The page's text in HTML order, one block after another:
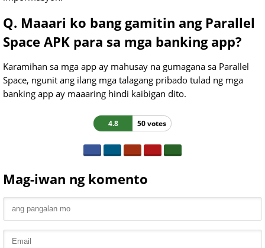
Q. Maaari ko bang gamitin ang Parallel
Space APK para sa mga banking app?
Karamihan sa mga app ay mahusay na gumagana sa Parallel
Space, ngunit ang ilang mga talagang pribado tulad ng mga
banking app ay maaaring hindi kaibigan dito.
4.8 50 votes
Mag-iwan ng komento